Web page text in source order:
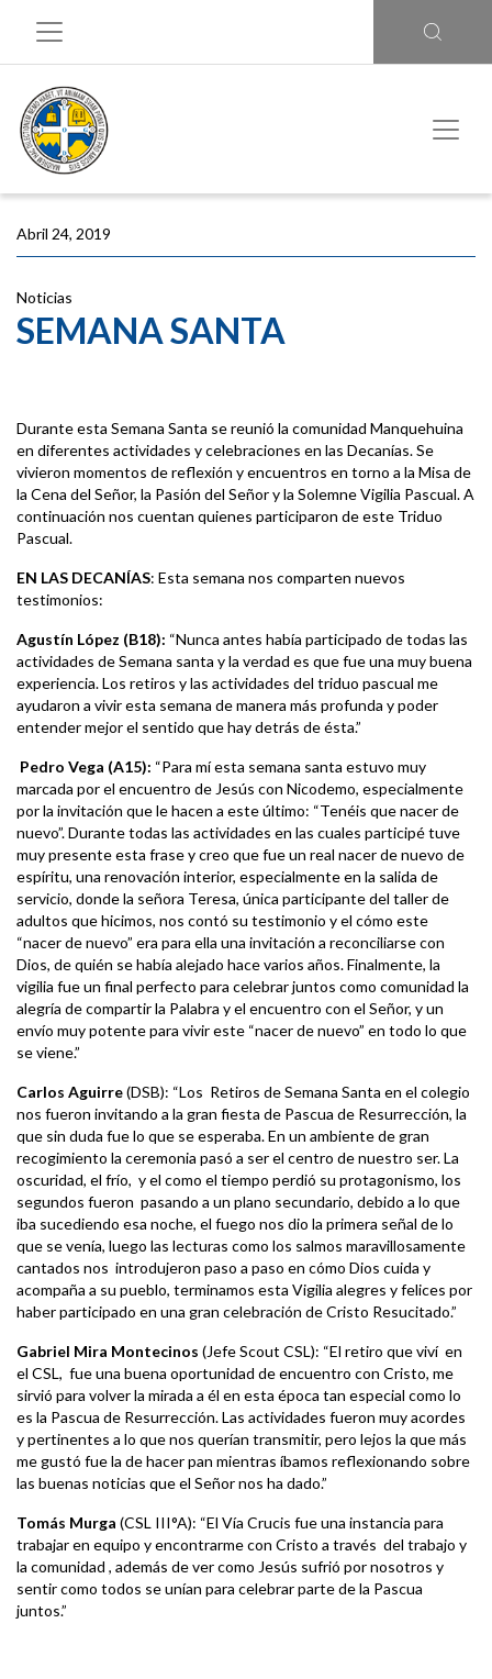
Abril 24, 2019
Noticias
SEMANA SANTA
Durante esta Semana Santa se reunió la comunidad Manquehuina
en diferentes actividades y celebraciones en las Decanías. Se
vivieron momentos de reflexión y encuentros en torno a la Misa de
la Cena del Señor, la Pasión del Señor y la Solemne Vigilia Pascual. A
continuación nos cuentan quienes participaron de este Triduo
Pascual.
EN LAS DECANÍAS: Esta semana nos comparten nuevos
testimonios:
Agustín López (B18): “Nunca antes había participado de todas las
actividades de Semana santa y la verdad es que fue una muy buena
experiencia. Los retiros y las actividades del triduo pascual me
ayudaron a vivir esta semana de manera más profunda y poder
entender mejor el sentido que hay detrás de ésta.”
Pedro Vega (A15): “Para mí esta semana santa estuvo muy
marcada por el encuentro de Jesús con Nicodemo, especialmente
por la invitación que le hacen a este último: “Tenéis que nacer de
nuevo”. Durante todas las actividades en las cuales participé tuve
muy presente esta frase y creo que fue un real nacer de nuevo de
espíritu, una renovación interior, especialmente en la salida de
servicio, donde la señora Teresa, única participante del taller de
adultos que hicimos, nos contó su testimonio y el cómo este
“nacer de nuevo” era para ella una invitación a reconciliarse con
Dios, de quién se había alejado hace varios años. Finalmente, la
vigilia fue un final perfecto para celebrar juntos como comunidad la
alegría de compartir la Palabra y el encuentro con el Señor, y un
envío muy potente para vivir este “nacer de nuevo” en todo lo que
se viene.”
Carlos Aguirre(DSB): “Los Retiros de Semana Santa en el colegio
nos fueron invitando a la gran fiesta de Pascua de Resurrección, la
que sin duda fue lo que se esperaba. En un ambiente de gran
recogimiento la ceremonia pasó a ser el centro de nuestro ser. La
oscuridad, el frío, y el como el tiempo perdió su protagonismo, los
segundos fueron pasando a un plano secundario, debido a lo que
iba sucediendo esa noche, el fuego nos dio la primera señal de lo
que se venía, luego las lecturas como los salmos maravillosamente
cantados nos introdujeron paso a paso en cómo Dios cuida y
acompaña a su pueblo, terminamos esta Vigilia alegres y felices por
haber participado en una gran celebración de Cristo Resucitado.”
Gabriel Mira Montecinos (Jefe Scout CSL): “El retiro que viví en
el CSL, fue una buena oportunidad de encuentro con Cristo, me
sirvió para volver la mirada a él en esta época tan especial como lo
es la Pascua de Resurrección. Las actividades fueron muy acordes
y pertinentes a lo que nos querían transmitir, pero lejos la que más
me gustó fue la de hacer pan mientras íbamos reflexionando sobre
las buenas noticias que el Señor nos ha dado.”
Tomás Murga (CSL III°A): “El Vía Crucis fue una instancia para
trabajar en equipo y encontrarme con Cristo a través del trabajo y
la comunidad , además de ver como Jesús sufrió por nosotros y
sentir como todos se unían para celebrar parte de la Pascua
juntos.”